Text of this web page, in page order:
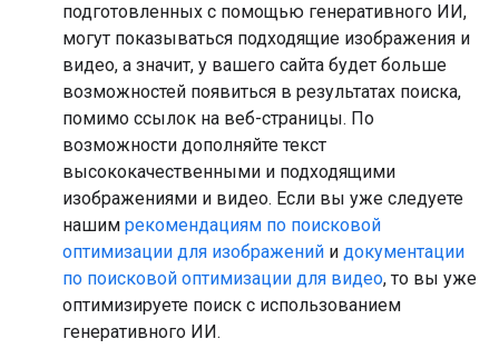
подготовленных с помощью генеративного ИИ,
могут показываться подходящие изображения и
видео, а значит, у вашего сайта будет больше
возможностей появиться в результатах поиска,
помимо ссылок на веб-страницы. По
возможности дополняйте текст
высококачественными и подходящими
изображениями и видео. Если вы уже следуете
нашим рекомендациям по поисковой
оптимизации для изображений и документации
по поисковой оптимизации для видео, то вы уже
оптимизируете поиск с использованием
генеративного ИИ.